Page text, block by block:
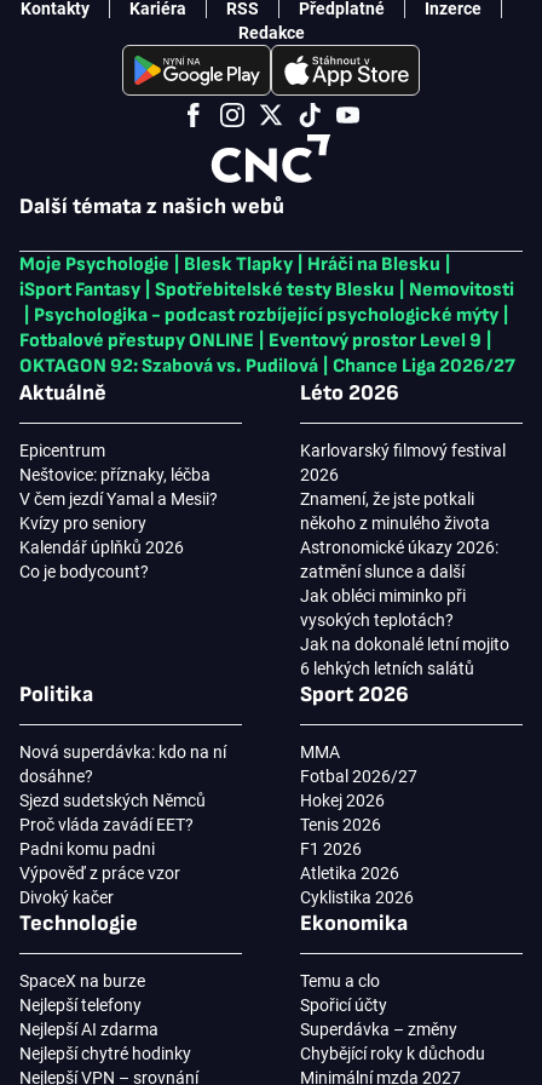
Další témata z našich webů
Moje Psychologie Blesk Tlapky Hráči na Blesku
iSport Fantasy
Spotřebitelské testy Blesku
Nemovitosti
Psychologika - podcast rozbíjející psychologické mýty
Fotbalové přestupy ONLINE
Eventový prostor Level 9
OKTAGON 92: Szabová vs. Pudilová
Chance Liga 2026/27
Aktuálně
Epicentrum
Neštovice: příznaky, léčba
V čem jezdí Yamal a Mesii?
Kvízy pro seniory
Kalendář úplňků 2026
Co je bodycount?
Léto 2026
Karlovarský filmový festival
2026
Znamení, že jste potkali
někoho z minulého života
Astronomické úkazy 2026:
zatmění slunce a další
Jak obléci miminko při
vysokých teplotách?
Jak na dokonalé letní mojito
6 lehkých letních salátů
Politika
Nová superdávka: kdo na ní
dosáhne?
Sjezd sudetských Němců
Proč vláda zavádí EET?
Padni komu padni
Výpověď z práce vzor
Divoký kačer
Sport 2026
MMA
Fotbal 2026/27
Hokej 2026
Tenis 2026
F1 2026
Atletika 2026
Cyklistika 2026
Technologie
SpaceX na burze
Nejlepší telefony
Nejlepší AI zdarma
Nejlepší chytré hodinky
Nejlepší VPN – srovnání
Ekonomika
Temu a clo
Spořicí účty
Superdávka – změny
Chybějící roky k důchodu
Minimální mzda 2027
Kontakty Kariéra RSS Předplatné
Inzerce
Redakce